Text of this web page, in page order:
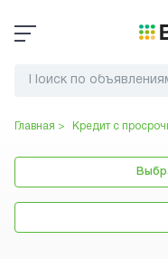
Главная > Кредит с